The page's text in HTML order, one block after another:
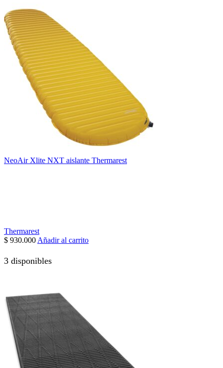
NeoAir Xlite NXT aislante Thermarest
Thermarest
$ 930.000 Añadir al carrito
3 disponibles